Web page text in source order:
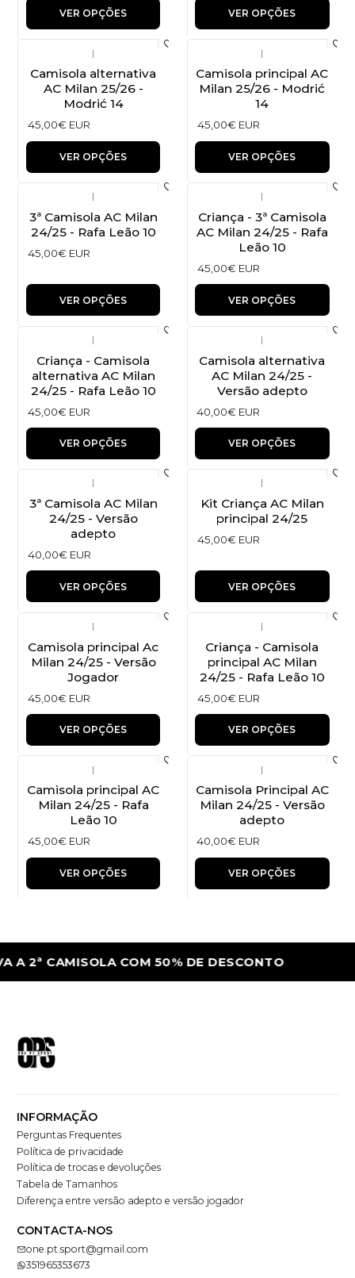
VER OPÇÕES VER OPÇÕES
|
Camisola alternativa
AC Milan 25/26 -
Modrić 14
45,00€ EUR
VER OPÇÕES
|
Camisola principal AC
Milan 25/26 - Modrić
14
45,00€ EUR
VER OPÇÕES
3ª Camisola AC Milan
24/25 - Rafa Leão 10
45,00€ EUR
VER OPÇÕES
Criança - 3ª Camisola
AC Milan 24/25 - Rafa
Leão 10
45,00€ EUR
VER OPÇÕES
|
Criança - Camisola
alternativa AC Milan
24/25 - Rafa Leão 10
45,00€ EUR
VER OPÇÕES
|
Camisola alternativa
AC Milan 24/25 -
Versão adepto
40,00€ EUR
VER OPÇÕES
3ª Camisola AC Milan
24/25 - Versão
adepto
40,00€ EUR
VER OPÇÕES
Kit Criança AC Milan
principal 24/25
45,00€ EUR
VER OPÇÕES
|
Camisola principal Ac
Milan 24/25 - Versão
Jogador
45,00€ EUR
VER OPÇÕES
|
Criança - Camisola
principal AC Milan
24/25 - Rafa Leão 10
45,00€ EUR
VER OPÇÕES
|
Camisola principal AC
Milan 24/25 - Rafa
Leão 10
45,00€ EUR
VER OPÇÕES
|
Camisola Principal AC
Milan 24/25 - Versão
adepto
40,00€ EUR
VER OPÇÕES
CAMISOLA COM 50% DE DESCONTO
INFORMAÇÃO
Perguntas Frequentes
Política de privacidade
Política de trocas e devoluções
Tabela de Tamanhos
Diferença entre versão adepto e versão jogador
CONTACTA-NOS
one.pt.sport@gmail.com
351965353673